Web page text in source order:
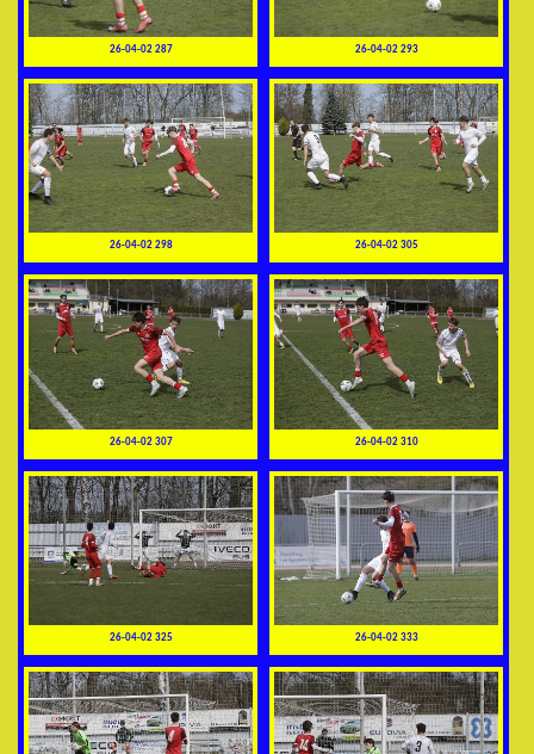
26-04-02 287 26-04-02 293
26-04-02 298 26-04-02 305
26-04-02 307 26-04-02 310
26-04-02 325 26-04-02 333